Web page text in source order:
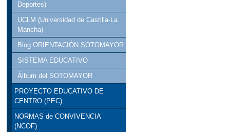
Deportes)
UCLM (Universidad de Castilla-La
Mancha)
Blog ORIENTACIÓN SOTOMAYOR
SISTEMA EDUCATIVO
Álbum del SOTOMAYOR
PROYECTO EDUCATIVO DE
CENTRO (PEC)
NORMAS de CONVIVENCIA
(NCOF)